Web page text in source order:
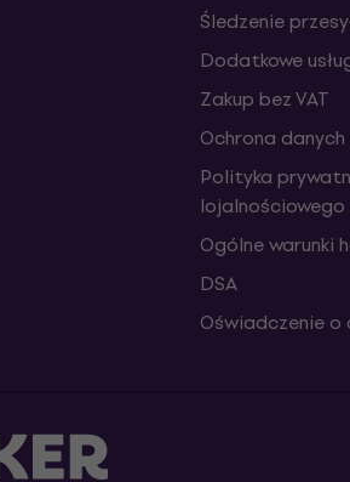
Śledzenie
Dodatkowe
Zakup bez VAT
Ochrona
Polityka
lojalnościowego
Ogólne warunki
DSA
Oświadczenie